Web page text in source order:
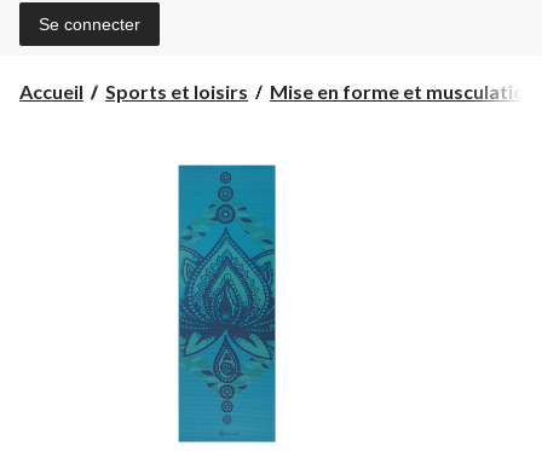
Se connecter
Accueil Sports et loisirs Mise en forme et musculation